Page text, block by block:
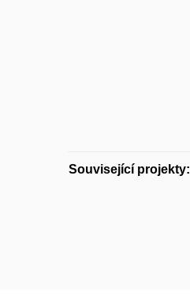
Související projekty: